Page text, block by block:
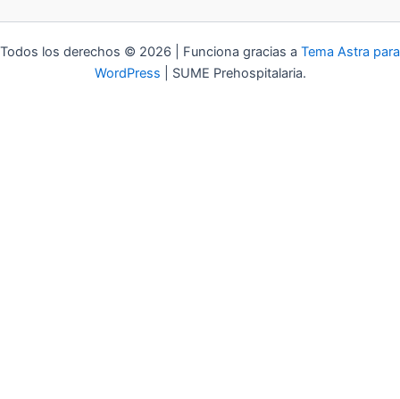
Todos los derechos © 2026 | Funciona gracias a Tema Astra para
WordPress | SUME Prehospitalaria.